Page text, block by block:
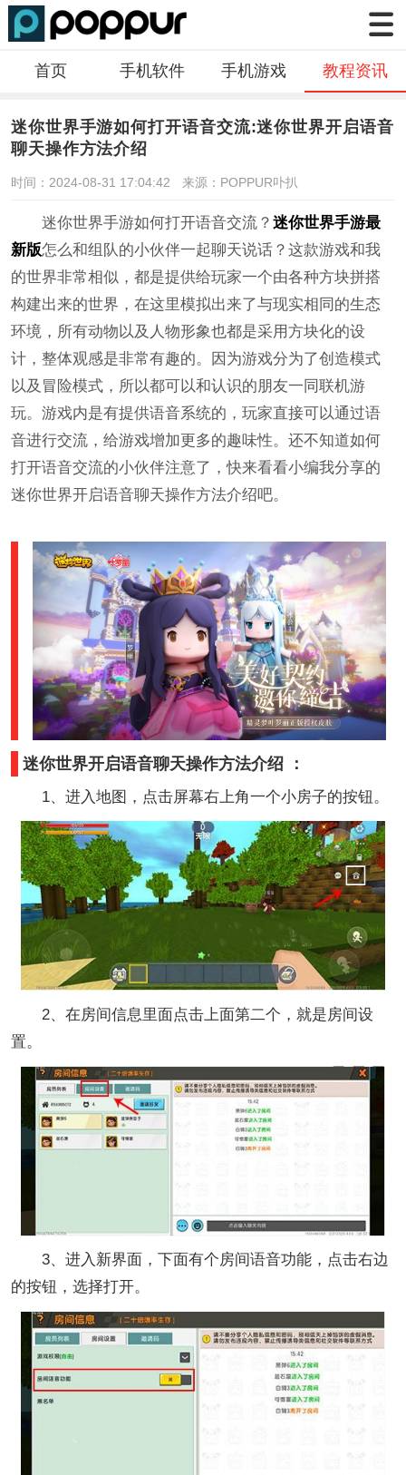
首页 手机软件 手机游戏 教程资讯
迷你世界手游如何打开语音交流:迷你世界开启语音
聊天操作方法介绍
时间：2024-08-31 17:04:42 来源：POPPUR卟扒
迷你世界手游如何打开语音交流？ 迷你世界手游最
新版怎么和组队的小伙伴一起聊天说话？这款游戏和我
的世界非常相似，都是提供给玩家一个由各种方块拼搭
构建出来的世界，在这里模拟出来了与现实相同的生态
环境，所有动物以及人物形象也都是采用方块化的设
计，整体观感是非常有趣的。因为游戏分为了创造模式
以及冒险模式，所以都可以和认识的朋友一同联机游
玩。游戏内是有提供语音系统的，玩家直接可以通过语
音进行交流，给游戏增加更多的趣味性。还不知道如何
打开语音交流的小伙伴注意了，快来看看小编我分享的
迷你世界开启语音聊天操作方法介绍吧。
迷你世界开启语音聊天操作方法介绍 ：
1、进入地图，点击屏幕右上角一个小房子的按钮。
2、在房间信息里面点击上面第二个，就是房间设
置。
3、进入新界面，下面有个房间语音功能，点击右边
的按钮，选择打开。